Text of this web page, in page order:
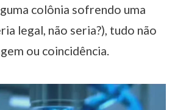
colônia sofrendo uma
legal, não seria?), tudo não
ou coincidência.